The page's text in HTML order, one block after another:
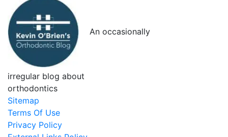
An occasionally
irregular blog about
orthodontics
Sitemap
Terms Of Use
Privacy Policy